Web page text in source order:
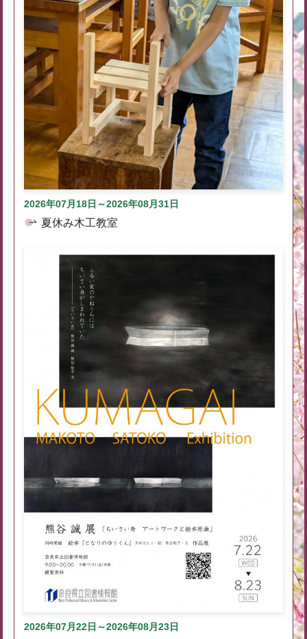
2026年07月18日～2026年08月31日
夏休み木工教室
2026年07月22日～2026年08月23日